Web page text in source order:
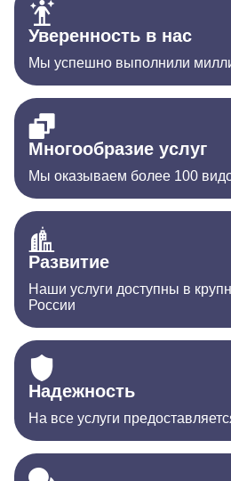
Уверенность в нас
Мы успешно выполнили
Многообразие услуг
Мы оказываем более 100
Развитие
Наши услуги доступны в
России
Надежность
На все услуги